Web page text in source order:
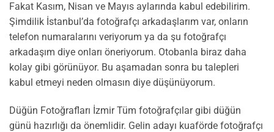
Fakat Kasım, Nisan ve Mayıs aylarında kabul edebilirim.
Şimdilik İstanbul’da fotoğrafçı arkadaşlarım var, onların
telefon numaralarını veriyorum ya da şu fotoğrafçı
arkadaşım diye onları öneriyorum. Otobanla biraz daha
kolay gibi görünüyor. Bu aşamadan sonra bu talepleri
kabul etmeyi neden olmasın diye düşünüyorum.
Düğün Fotoğrafları İzmir Tüm fotoğrafçılar gibi düğün
günü hazırlığı da önemlidir. Gelin adayı kuaförde fotoğrafçı